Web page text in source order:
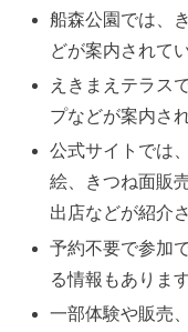
船森公園では、
どが案内されて
えきまえテラス
プなどが案内さ
公式サイトでは
絵、きつね面販
出店などが紹介
予約不要で参加
る情報もあります
一部体験や販売